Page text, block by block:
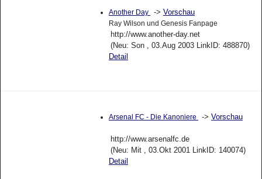
Another Day -> Vorschau
Ray Wilson und Genesis Fanpage
http://www.another-day.net
(Neu: Son , 03.Aug 2003 LinkID: 488870)
Detail
Arsenal FC - Die Kanoniere -> Vorschau
http://www.arsenalfc.de
(Neu: Mit , 03.Okt 2001 LinkID: 140074)
Detail